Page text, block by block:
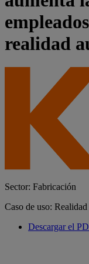
realidad
Sector: Fabricación
Caso de uso: Realidad
Descargar el